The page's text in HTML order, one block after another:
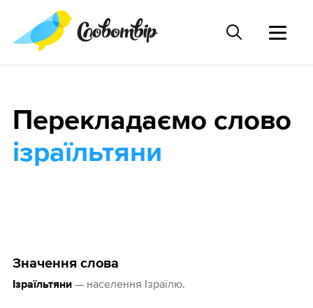
Значення слова
Ізраїльтяни— населення Ізраїлю.
Перекладаємо слово
ізраїльтяни